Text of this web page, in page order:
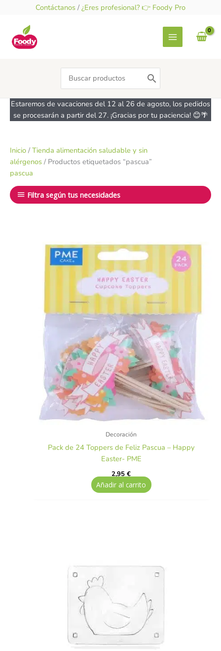
contenido
Contáctanos / ¿Eres profesional? 👉 Foody Pro
Search
for:
Estaremos de vacaciones del 12 al 26 de agosto, los pedidos
se procesarán a partir del 27. ¡Gracias por tu paciencia! 😊🌴
Inicio / Tienda alimentación saludable y sin
alérgenos / Productos etiquetados “pascua”
pascua
Filtra según tus necesidades
Decoración
Pack de 24 Toppers de Feliz Pascua – Happy
Easter- PME
2,95€
Añadir al carrito